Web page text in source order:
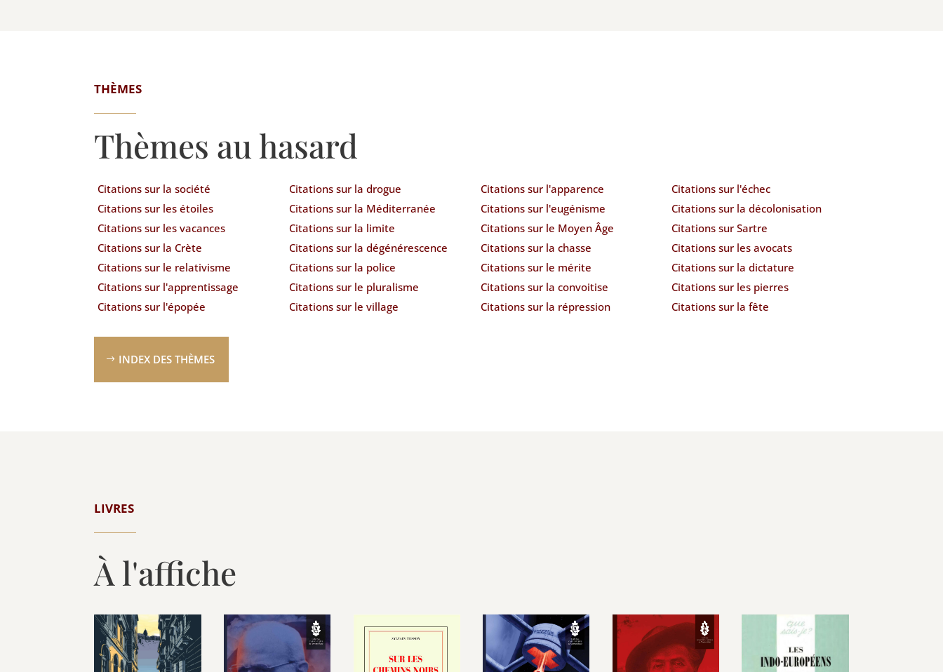
THÈMES
Thèmes au hasard
Citations sur la société
Citations sur les étoiles
Citations sur les vacances
Citations sur la Crète
Citations sur le relativisme
Citations sur l'apprentissage
Citations sur l'épopée
Citations sur la drogue
Citations sur la Méditerranée
Citations sur la limite
Citations sur la dégénérescence
Citations sur la police
Citations sur le pluralisme
Citations sur le village
Citations sur l'apparence
Citations sur l'eugénisme
Citations sur le Moyen Âge
Citations sur la chasse
Citations sur le mérite
Citations sur la convoitise
Citations sur la répression
Citations sur l'échec
Citations sur la décolonisation
Citations sur Sartre
Citations sur les avocats
Citations sur la dictature
Citations sur les pierres
Citations sur la fête
INDEX DES THÈMES
LIVRES
À l'affiche